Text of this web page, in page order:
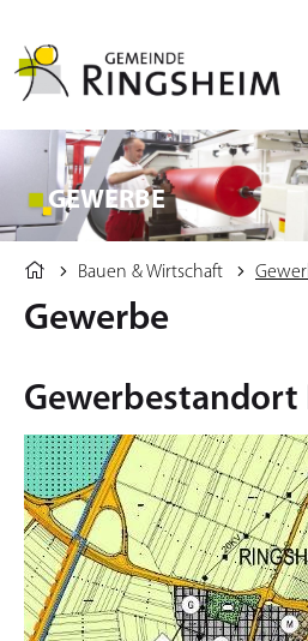
GEWERBE
Bauen & Wirtschaft
Gewerbe
Gewerbestandort